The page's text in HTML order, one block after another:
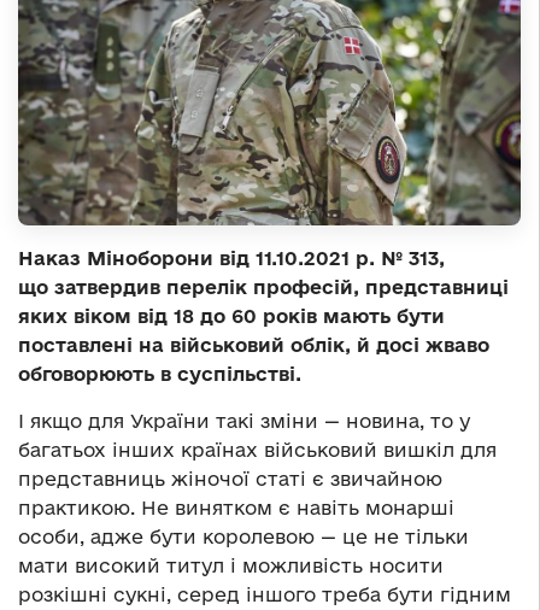
Наказ Міноборони від 11.10.2021 р. № 313,
що затвердив перелік професій, представниці
яких віком від 18 до 60 років мають бути
поставлені на військовий облік, й досі жваво
обговорюють в суспільстві.
І якщо для України такі зміни — новина, то у
багатьох інших країнах військовий вишкіл для
представниць жіночої статі є звичайною
практикою. Не винятком є навіть монарші
особи, адже бути королевою — це не тільки
мати високий титул і можливість носити
розкішні сукні, серед іншого треба бути гідним